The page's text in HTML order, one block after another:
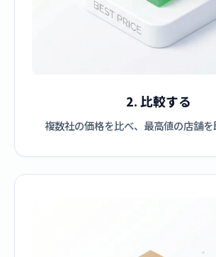
2. 比較する
複数社の価格を比べ、最高値の店舗を